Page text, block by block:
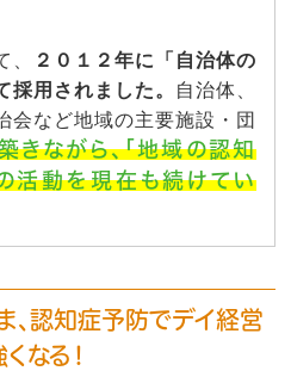
、 ２０１２年に
「自治体の
採用 されました。
自治体、
会など地域の主要施設・団
きながら、「地域の認知
活動を現在も続けてい
、認知症予防でデイ経営
なる！